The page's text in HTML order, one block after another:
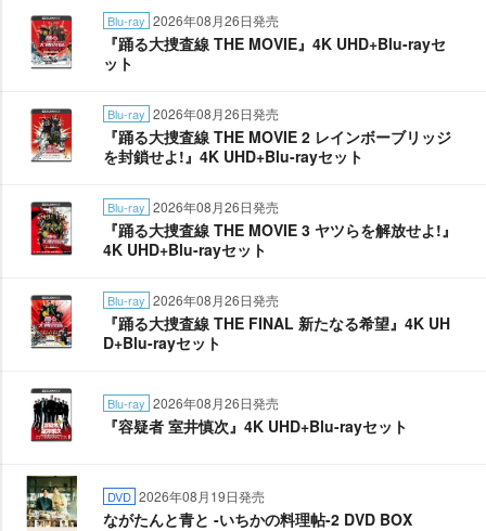
Blu-ray 2026年08月26日発売
『踊る大捜査線 THE MOVIE』4K UHD+Blu-rayセ
ット
Blu-ray 2026年08月26日発売
『踊る大捜査線 THE MOVIE 2 レインボーブリッジ
を封鎖せよ!』4K UHD+Blu-rayセット
Blu-ray 2026年08月26日発売
『踊る大捜査線 THE MOVIE 3 ヤツらを解放せよ!』
4K UHD+Blu-rayセット
Blu-ray 2026年08月26日発売
『踊る大捜査線 THE FINAL 新たなる希望』4K UH
D+Blu-rayセット
Blu-ray 2026年08月26日発売
『容疑者 室井慎次』4K UHD+Blu-rayセット
DVD 2026年08月19日発売
ながたんと青と -いちかの料理帖-2 DVD BOX